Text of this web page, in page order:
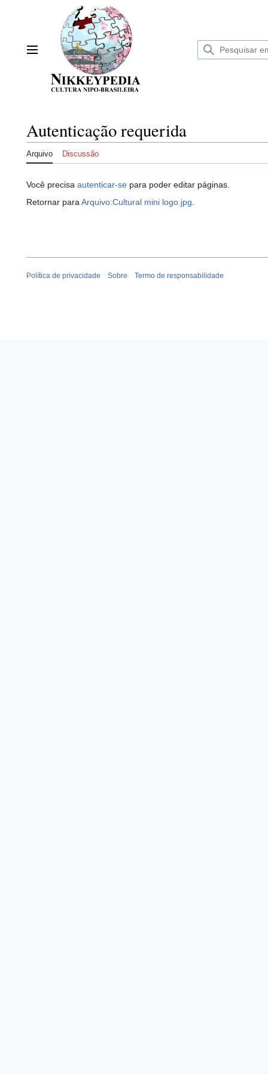
Menu principal
Autenticação requerida
Arquivo Discussão
Você precisa autenticar-se para poder editar páginas.
Retornar para Arquivo:Cultural mini logo.jpg
Política de privacidade Sobre Termo de responsabilidade